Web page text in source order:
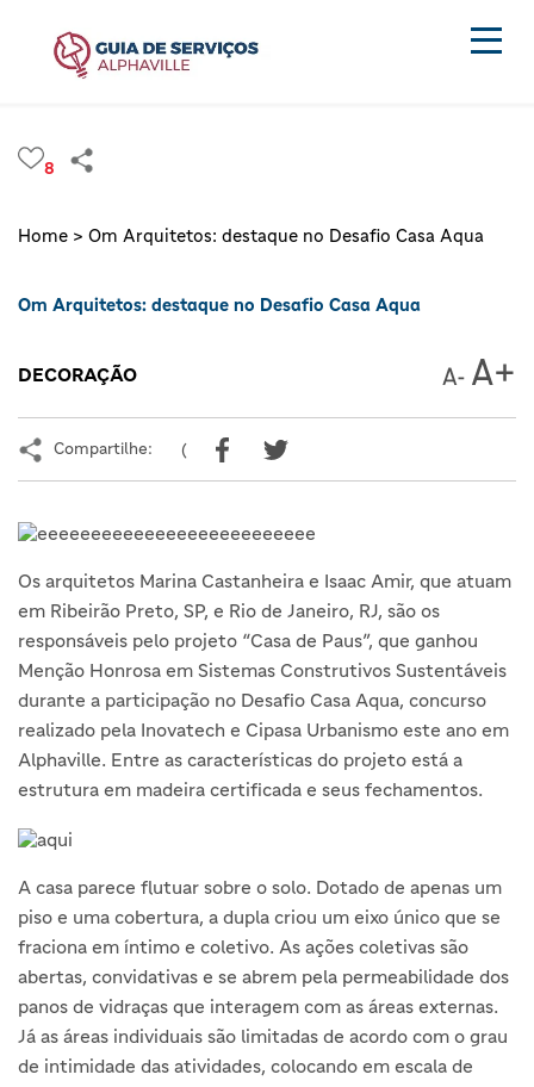
8
Home > Om Arquitetos: destaque no Desafio Casa Aqua
Om Arquitetos: destaque no Desafio Casa Aqua
DECORAÇÃO
Compartilhe: (
Os arquitetos Marina Castanheira e Isaac Amir, que atuam
em Ribeirão Preto, SP, e Rio de Janeiro, RJ, são os
responsáveis pelo projeto “Casa de Paus”, que ganhou
Menção Honrosa em Sistemas Construtivos Sustentáveis
durante a participação no Desafio Casa Aqua, concurso
realizado pela Inovatech e Cipasa Urbanismo este ano em
Alphaville. Entre as características do projeto está a
estrutura em madeira certificada e seus fechamentos.
A casa parece flutuar sobre o solo. Dotado de apenas um
piso e uma cobertura, a dupla criou um eixo único que se
fraciona em íntimo e coletivo. As ações coletivas são
abertas, convidativas e se abrem pela permeabilidade dos
panos de vidraças que interagem com as áreas externas.
Já as áreas individuais são limitadas de acordo com o grau
de intimidade das atividades, colocando em escala de